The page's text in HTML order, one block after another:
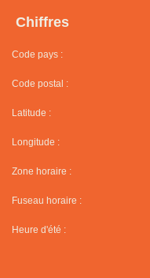
Chiffres
Code pays :
Code postal :
Latitude :
Longitude :
Zone horaire :
Fuseau horaire :
Heure d'été :